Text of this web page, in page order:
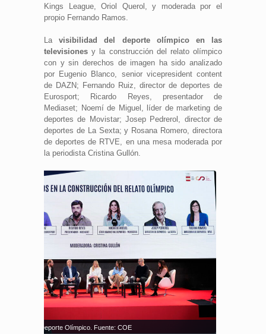
Kings League, Oriol Querol, y moderada por el
propio Fernando Ramos.
Lavisibilidad del deporte olímpico en las
televisiones y la construcción del relato olímpico
con y sin derechos de imagen ha sido analizado
por Eugenio Blanco, senior vicepresident content
de DAZN; Fernando Ruiz, director de deportes de
Eurosport; Ricardo Reyes, presentador de
Mediaset; Noemí de Miguel, líder de marketing de
deportes de Movistar; Josep Pedrerol, director de
deportes de La Sexta; y Rosana Romero, directora
de deportes de RTVE, en una mesa moderada por
la periodista Cristina Gullón.
y Deporte Olímpico. Fuente: COE